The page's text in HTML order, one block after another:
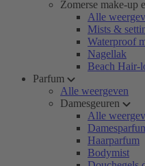
Zomerse make-up
Alle
Mists &
Waterproof
Nagellak
Beach Hair-
Parfum
Alle weergeven
Damesgeuren
Alle
Haarparfum
Bodymist